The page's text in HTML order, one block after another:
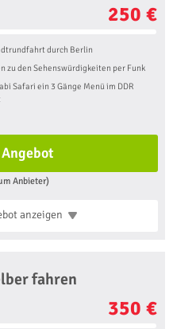
250 €
durch Berlin
zu den Sehenswürdigkeiten per Funk
Safari ein 3 Gänge Menü im DDR
Anbieter)
anzeigen
fahren
350 €